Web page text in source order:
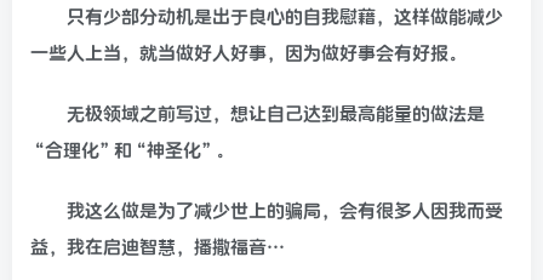
只有少部分动机是出于良心的自我慰藉，这样做能减少
一些人上当，就当做好人好事，因为做好事会有好报。
无极领域之前写过，想让自己达到最高能量的做法是
“合理化”和“神圣化”。
我这么做是为了减少世上的骗局，会有很多人因我而受
益，我在启迪智慧，播撒福音…